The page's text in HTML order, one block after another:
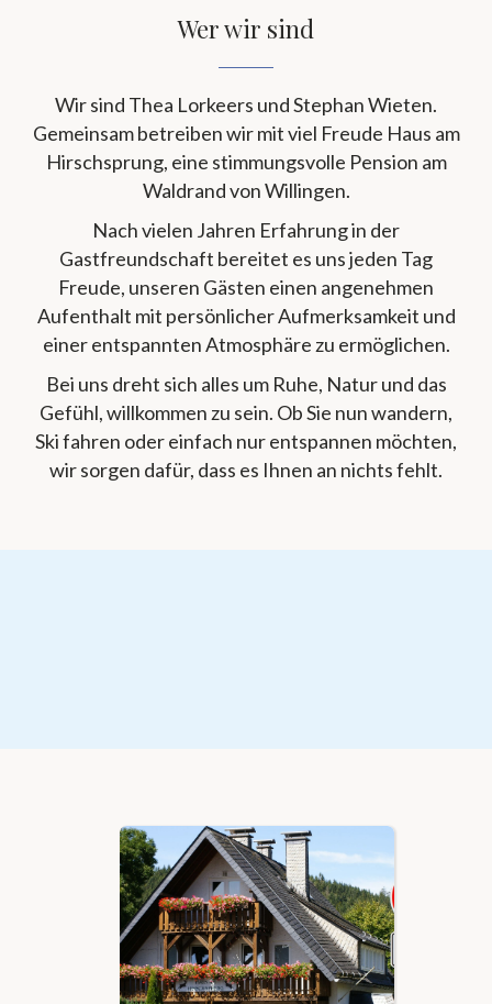
Wer wir sind
Wir sind Thea Lorkeers und Stephan Wieten.
Gemeinsam betreiben wir mit viel Freude Haus am
Hirschsprung, eine stimmungsvolle Pension am
Waldrand von Willingen.
Nach vielen Jahren Erfahrung in der
Gastfreundschaft bereitet es uns jeden Tag
Freude, unseren Gästen einen angenehmen
Aufenthalt mit persönlicher Aufmerksamkeit und
einer entspannten Atmosphäre zu ermöglichen.
Bei uns dreht sich alles um Ruhe, Natur und das
Gefühl, willkommen zu sein. Ob Sie nun wandern,
Ski fahren oder einfach nur entspannen möchten,
wir sorgen dafür, dass es Ihnen an nichts fehlt.